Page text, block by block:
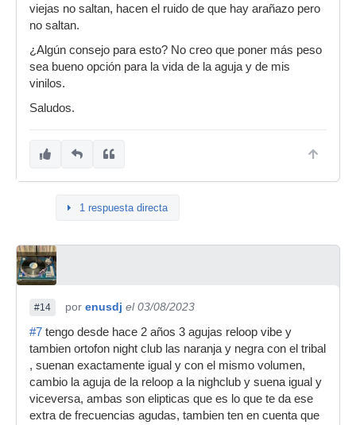
viejas no saltan, hacen el ruido de que hay arañazo pero
no saltan.
¿Algún consejo para esto? No creo que poner más peso
sea bueno opción para la vida de la aguja y de mis
vinilos.
Saludos.
1 respuesta directa
#14 por enusdj el 03/08/2023
#7 tengo desde hace 2 años 3 agujas reloop vibe y
tambien ortofon night club las naranja y negra con el tribal
, suenan exactamente igual y con el mismo volumen,
cambio la aguja de la reloop a la nighclub y suena igual y
viceversa, ambas son elipticas que es lo que te da ese
extra de frecuencias agudas, tambien ten en cuenta que